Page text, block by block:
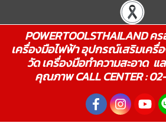
POWERTOOLSTHAILAND
เครื่องมือไฟฟ้า อุปกรณ์เสริมเครื่
วัด เครื่องมือทำความสะอาด แ
คุณภาพ CALL CENTER :